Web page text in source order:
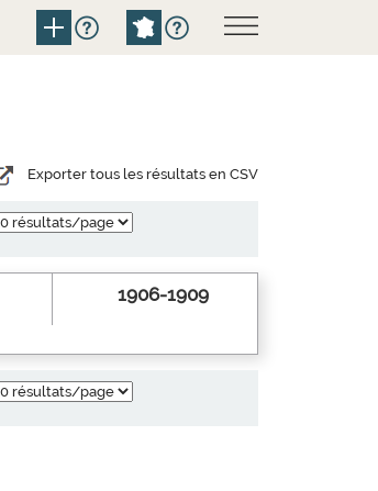
Exporter tous les résultats en CSV
1906-1909